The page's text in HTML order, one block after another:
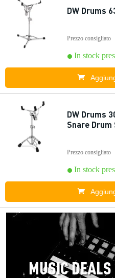
DW Drums
Prezzo consigliato
In stock
DW Drums
Snare Drum
Prezzo consigliato
In stock